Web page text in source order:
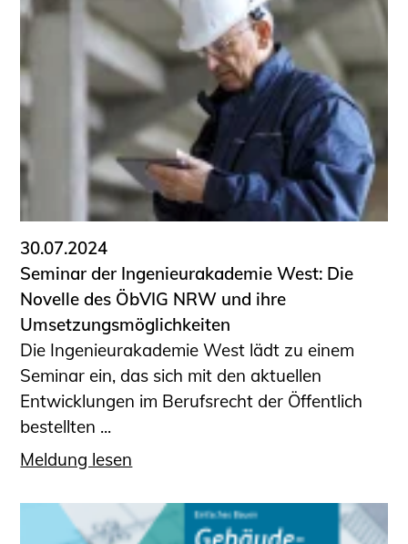
30.07.2024
Seminar der Ingenieurakademie West: Die
Novelle des ÖbVIG NRW und ihre
Umsetzungsmöglichkeiten
Die Ingenieurakademie West lädt zu einem
Seminar ein, das sich mit den aktuellen
Entwicklungen im Berufsrecht der Öffentlich
bestellten ...
Meldung lesen